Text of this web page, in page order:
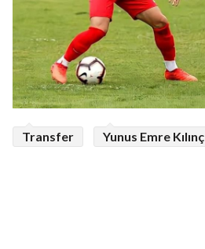
Transfer Yunus Emre Kılınç